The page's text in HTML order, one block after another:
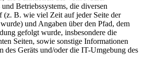
Betriebssystems, die diversen
(z. B. wie viel Zeit auf jeder Seite der
und Angaben über den Pfad, dem
gefolgt wurde, insbesondere die
Seiten, sowie sonstige Informationen
des Geräts und/oder die IT-Umgebung des